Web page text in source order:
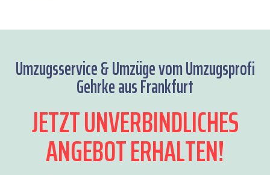
Umzugsservice & Umzüge vom Umzugsprofi
Gehrke aus Frankfurt
JETZT UNVERBINDLICHES
ANGEBOT ERHALTEN!